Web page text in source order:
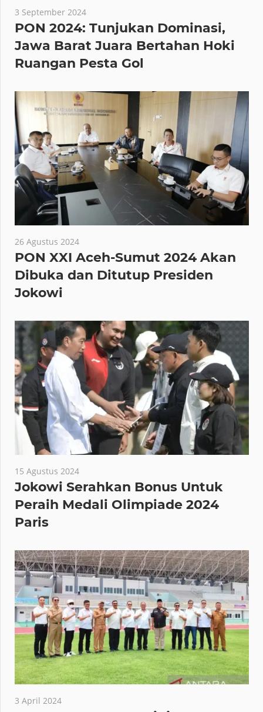
3 September 2024
PON 2024: Tunjukan Dominasi,
Jawa Barat Juara Bertahan Hoki
Ruangan Pesta Gol
26 Agustus 2024
PON XXI Aceh-Sumut 2024 Akan
Dibuka dan Ditutup Presiden
Jokowi
15 Agustus 2024
Jokowi Serahkan Bonus Untuk
Peraih Medali Olimpiade 2024
Paris
3 April 2024